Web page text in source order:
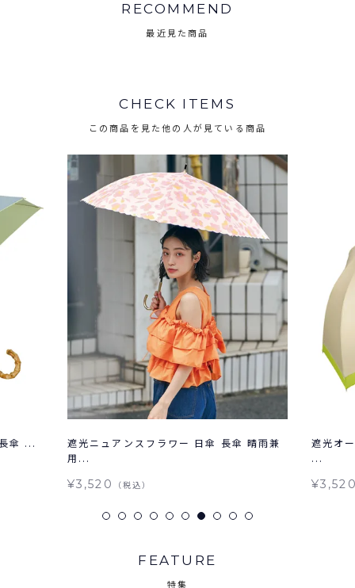
RECOMMEND
最近見た商品
CHECK ITEMS
この商品を見た他の人が見ている商品
傘 ...
遮光ニュアンスフラワー 日傘 長傘 晴雨兼
用...
¥3,520 （税込）
遮光オ
...
FEATURE
特集